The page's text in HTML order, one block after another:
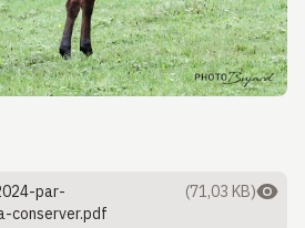
par-
conserver.pdf
(71,03 KB)